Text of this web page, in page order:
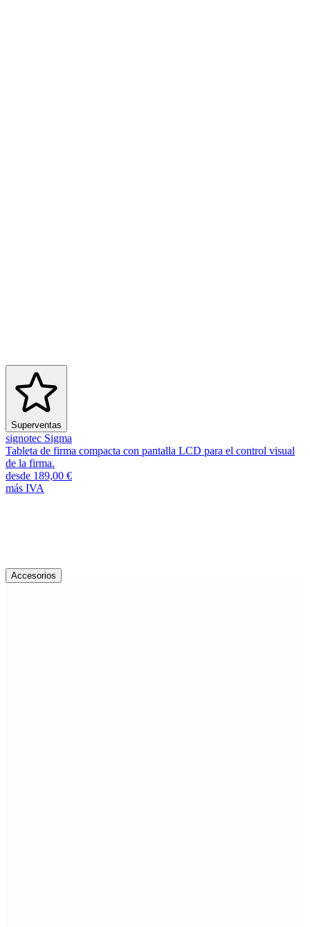
Superventas
signotec Sigma
Tableta de firma compacta con pantalla LCD para el control visual
de la firma.
desde 189,00 €
más IVA
Descubra más accesorios
Accesorios